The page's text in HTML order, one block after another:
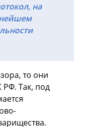
на
то они
РФ. Так, под